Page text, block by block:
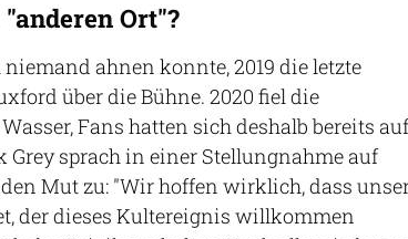
Ort"?
ahnen konnte, 2019 die letzte
über die Bühne. 2020 fiel die
Fans hatten sich deshalb bereits auf
Grey sprach in einer Stellungnahme auf
Mut zu: "Wir hoffen wirklich, dass
der dieses Kultereignis willkommen